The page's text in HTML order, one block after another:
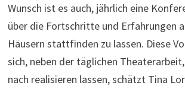
Wunsch ist es auch, jährlich eine
über die Fortschritte und Erfahrungen
Häusern stattfinden zu lassen. Diese
sich, neben der täglichen
nach realisieren lassen, schätzt Tina